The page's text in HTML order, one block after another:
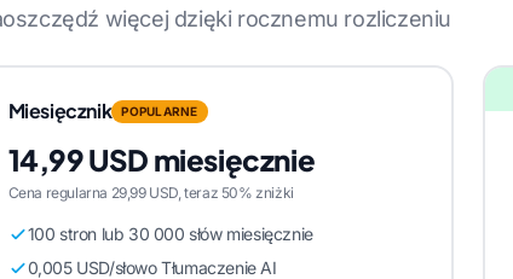
więcej dzięki rocznemu rozliczeniu
Miesięcznik POPULARNE
14,99 USD miesięcznie
Cena regularna 29,99 USD, teraz 50% zniżki
100 stron lub 30 000 słów miesięcznie
0,005 USD/słowo Tłumaczenie AI